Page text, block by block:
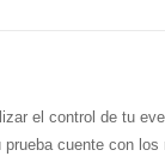
el control de tu
prueba cuente con